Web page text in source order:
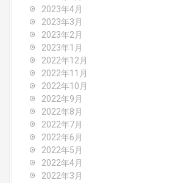
2023年4月
2023年3月
2023年2月
2023年1月
2022年12月
2022年11月
2022年10月
2022年9月
2022年8月
2022年7月
2022年6月
2022年5月
2022年4月
2022年3月